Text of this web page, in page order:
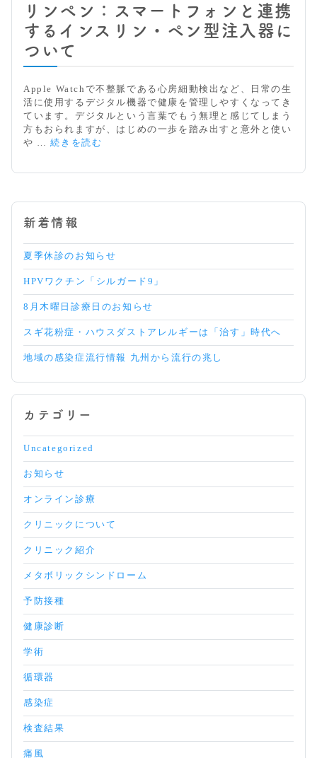
リンペン：スマートフォンと連携
するインスリン・ペン型注入器に
ついて
Apple Watchで不整脈である心房細動検出など、日常の生
活に使用するデジタル機器で健康を管理しやすくなってき
ています。デジタルという言葉でもう無理と感じてしまう
方もおられますが、はじめの一歩を踏み出すと意外と使い
や …続きを読む
ー
ト
ン
リ
ン
ペ
ス
マ
フ
ン
る
ス
ペ
型
入
に
新着情報
夏季休診のお知らせ
HPVワクチン「シルガード9」
8月木曜日診療日のお知らせ
スギ花粉症・ハウスダストアレルギーは「治す」時代へ
地域の感染症流行情報 九州から流行の兆し
カテゴリー
Uncategorized
お知らせ
オンライン診療
クリニックについて
クリニック紹介
メタボリックシンドローム
予防接種
健康診断
学術
循環器
感染症
検査結果
痛風